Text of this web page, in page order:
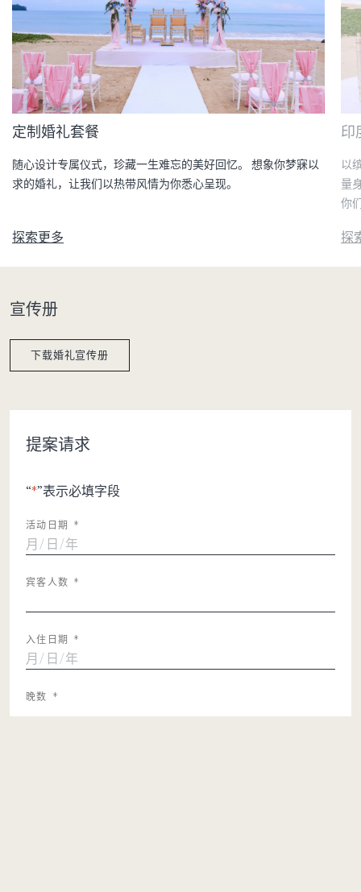
定制婚礼套餐
随心设计专属仪式，珍藏一生难忘的美好回忆。 想象你梦寐以
求的婚礼，让我们以热带风情为你悉心呈现。
探索更多
印
以
量
你
探
宣传册
下载婚礼宣传册
提案请求
“*”表示必填字段
活动日期 *
MM
DD
/
宾客人数 *
入住日期 *
MM
DD
晚数 *